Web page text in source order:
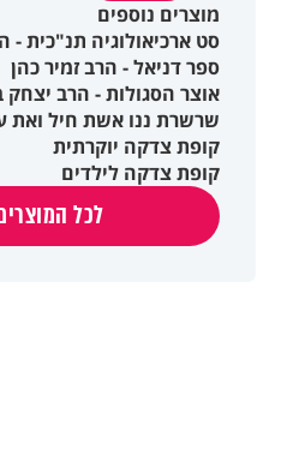
מוצרים נוספים
סט ארכיאולוגיה תנ"כית -
ספר דניאל - הרב זמיר כהן
אוצר הסגולות - הרב יצחק
שרשרת ננו אשת חיל ואת
קופת צדקה יוקרתית
קופת צדקה לילדים
לכל